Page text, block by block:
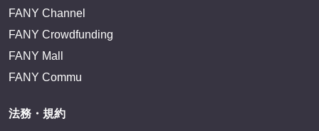
FANY Channel
FANY Crowdfunding
FANY Mall
FANY Commu
法務・規約